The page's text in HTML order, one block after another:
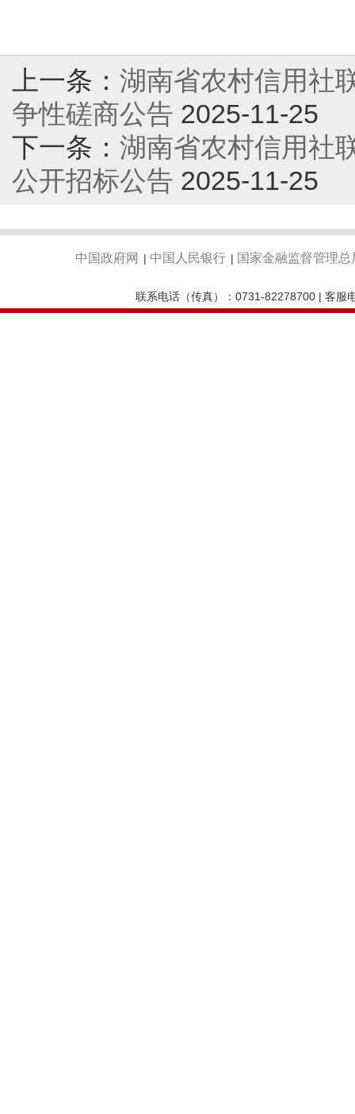
上一条： 湖南省农村信用社
争性磋商公告 2025-11-25
下一条： 湖南省农村信用社
公开招标公告 2025-11-25
中国政府网 | 中国人民银行 | 国家金融监督管理总
联系电话（传真）：0731-82278700 | 客服